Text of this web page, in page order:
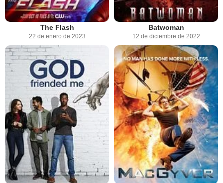
The Flash
22 de enero de 2023
Batwoman
12 de diciembre de 2022